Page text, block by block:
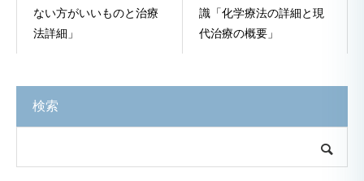
ない方がいいものと治療
法詳細」
識「化学療法の詳細と現
代治療の概要」
検索